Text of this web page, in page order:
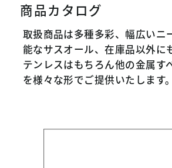
商品カタログ
取扱商品は多種多彩、幅広いニ
能なサスオール、在庫品以外に
テンレスはもちろん他の金属す
を様々な形でご提供いたします。